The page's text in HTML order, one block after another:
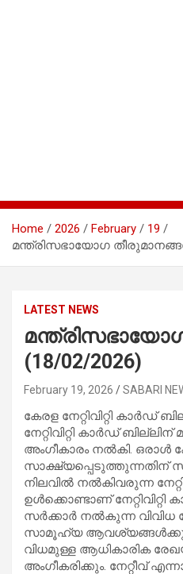
Home 2026 February
19
മന്ത്രിസഭായോഗ തീരുമാനങ്ങൾ
LATEST NEWS
(18/02/2026)
February 19, 2026 SABARI
കേരള നേറ്റിവിറ്റി കാർഡ്
നേറ്റിവിറ്റി കാർഡ്
അംഗീകാരം നൽകി. ഒരാൾ
സാക്ഷ്യപ്പെടുത്തുന്നതിന്
നിലവിൽ നൽകിവരുന്ന
ഉൾക്കൊണ്ടാണ്
സർക്കാർ നൽകുന്ന വിവിധ
സാമൂഹ്യ
വിധമുള്ള ആധികാരിക
അംഗീകരിക്കും. നേറ്റീവ്